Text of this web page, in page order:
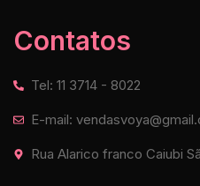
Contatos
Tel: 11 3714 - 8022
E-mail:
Rua Alarico franco Caiubi